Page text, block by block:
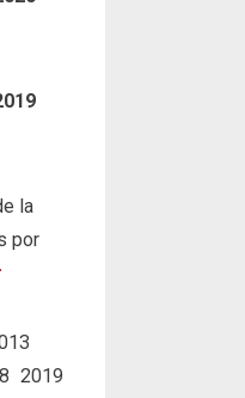
la
por
2019